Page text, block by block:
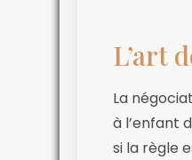
L’art
La
à l’enfant
si la règle